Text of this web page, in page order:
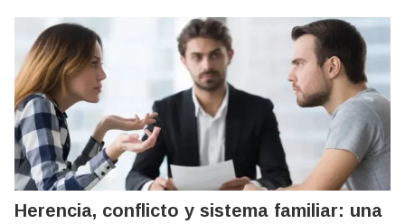
Herencia, conflicto y sistema familiar: una